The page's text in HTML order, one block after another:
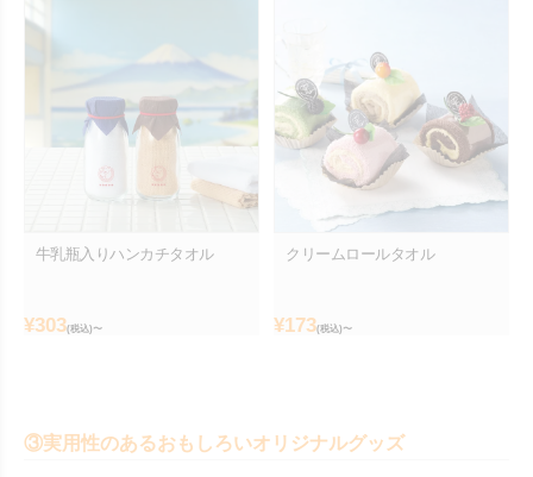
牛乳瓶入りハンカチタオル
¥303(税込)〜
クリームロールタオル
¥173(税込)〜
③実用性のあるおもしろいオリジナルグッズ